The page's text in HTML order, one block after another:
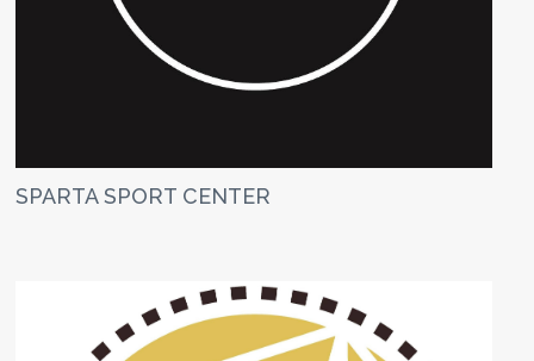
SPARTA SPORT CENTER